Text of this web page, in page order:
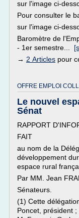
sur l'image ci-
Pour consulter le
sur l'image ci-
Baromètre de
- 1er semestre...
→ 2 Articles pour
OFFRE EMPLOI
Le nouvel
Sénat
RAPPORT
FAIT
au nom de la
développement
espace rural
Par MM. Jean
Sénateurs.
(1) Cette
Poncet, président ;